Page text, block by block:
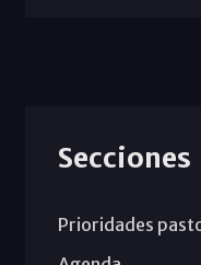
Secciones
Prioridades